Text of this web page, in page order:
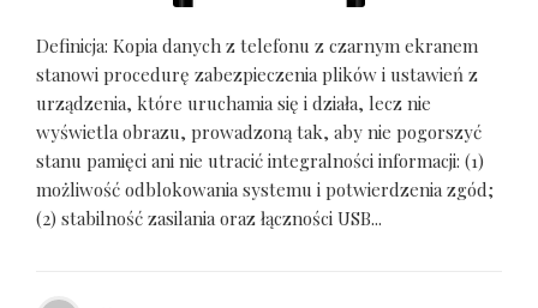
Definicja: Kopia danych z telefonu z czarnym ekranem
stanowi procedurę zabezpieczenia plików i ustawień z
urządzenia, które uruchamia się i działa, lecz nie
wyświetla obrazu, prowadzoną tak, aby nie pogorszyć
stanu pamięci ani nie utracić integralności informacji: (1)
możliwość odblokowania systemu i potwierdzenia zgód;
(2) stabilność zasilania oraz łączności USB...